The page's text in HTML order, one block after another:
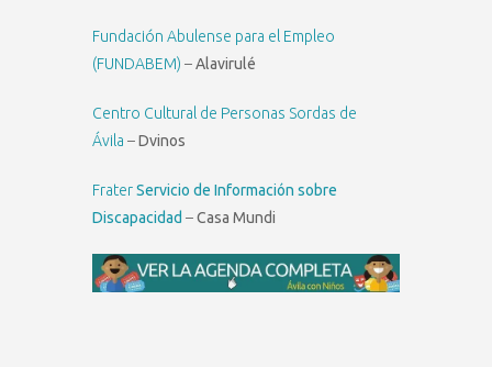
Fundación Abulense para el Empleo
(FUNDABEM) –Alavirulé
Centro Cultural de Personas Sordas de
Ávila –Dvinos
FraterServicio de Información sobre
Discapacidad –Casa Mundi